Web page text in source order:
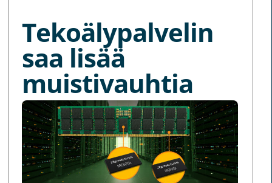
Tekoälypalvelin
saa lisää
muistivauhtia